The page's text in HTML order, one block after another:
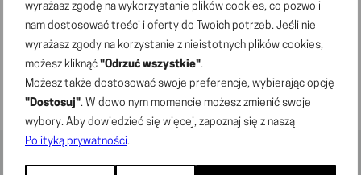
wyrażasz zgodę na wykorzystanie plików cookies, co pozwoli
nam dostosować treści i oferty do Twoich potrzeb. Jeśli nie
wyrażasz zgody na korzystanie z nieistotnych plików cookies,
możesz kliknąć "Odrzuć wszystkie".
Możesz także dostosować swoje preferencje, wybierając opcję
"Dostosuj". W dowolnym momencie możesz zmienić swoje
wybory. Aby dowiedzieć się więcej, zapoznaj się z naszą
Polityką prywatności.